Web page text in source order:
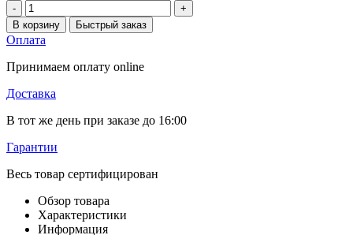
-
+
В корзину
Быстрый заказ
Оплата
Принимаем оплату online
Доставка
В тот же день при заказе до 16:00
Гарантии
Весь товар сертифицирован
Обзор товара
Характеристики
Информация